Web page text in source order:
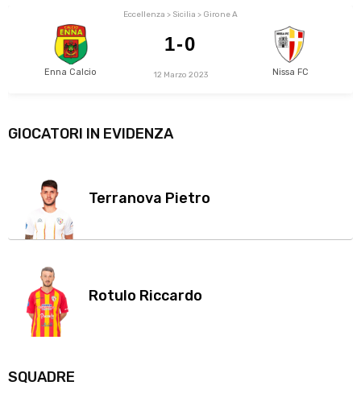
Eccellenza > Sicilia > Girone A
Enna Calcio
1-0
Nissa FC
12 Marzo 2023
GIOCATORI IN EVIDENZA
Terranova Pietro
Rotulo Riccardo
SQUADRE